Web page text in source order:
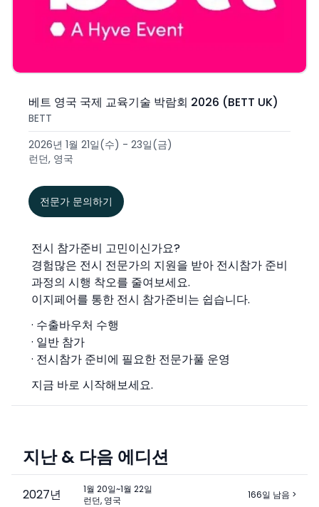
베트 영국 국제 교육기술 박람회 2026 (BETT UK)
BETT
2026년 1월 21일(수) - 23일(금)
런던, 영국
전문가 문의하기
전시 참가준비 고민이신가요?
경험많은 전시 전문가의 지원을 받아 전시참가 준비
과정의 시행 착오를 줄여보세요.
이지페어를 통한 전시 참가준비는 쉽습니다.
· 수출바우처 수행
· 일반 참가
· 전시참가 준비에 필요한 전문가풀 운영
지금 바로 시작해보세요.
지난 & 다음 에디션
2027년
1월 20일~1월 22일
런던, 영국
166일 남음 >